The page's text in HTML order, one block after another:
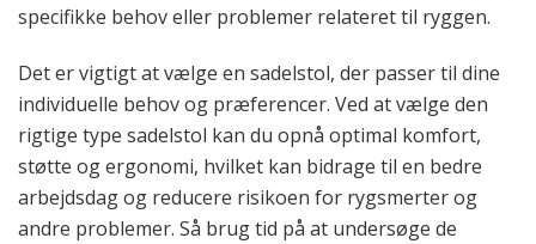
specifikke behov eller problemer relateret til ryggen.
Det er vigtigt at vælge en sadelstol, der passer til dine
individuelle behov og præferencer. Ved at vælge den
rigtige type sadelstol kan du opnå optimal komfort,
støtte og ergonomi, hvilket kan bidrage til en bedre
arbejdsdag og reducere risikoen for rygsmerter og
andre problemer. Så brug tid på at undersøge de